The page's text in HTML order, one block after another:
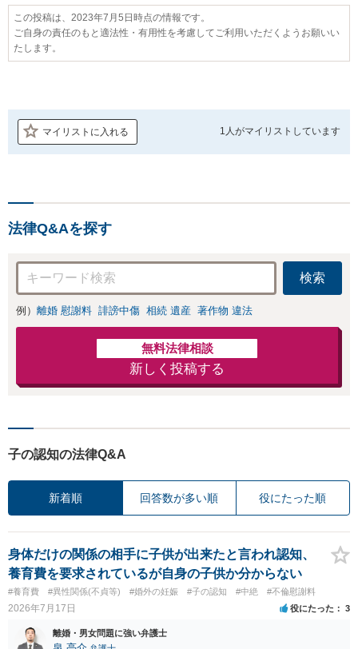
この投稿は、2023年7月5日時点の情報です。
ご自身の責任のもと適法性・有用性を考慮してご利用いただくようお願いい
たします。
マイリストに入れる 1人がマイリストしています
法律Q&Aを探す
検索
例） 離婚 慰謝料 誹謗中傷 相続 遺産 著作物 違法
無料法律相談
新しく投稿する
子の認知の法律Q&A
新着順 回答数が多い順 役にたった順
身体だけの関係の相手に子供が出来たと言われ認知、
養育費を要求されているが自身の子供か分からない
#養育費 #異性関係(不貞等) #婚外の妊娠 #子の認知 #中絶 #不倫慰謝料
2026年7月17日 役にたった 3
離婚・男女問題に強い弁護士